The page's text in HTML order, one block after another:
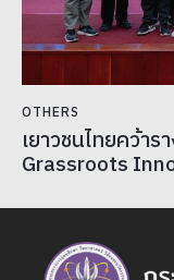
OTHERS
เยาวชนไทยคว้า
Grassroots